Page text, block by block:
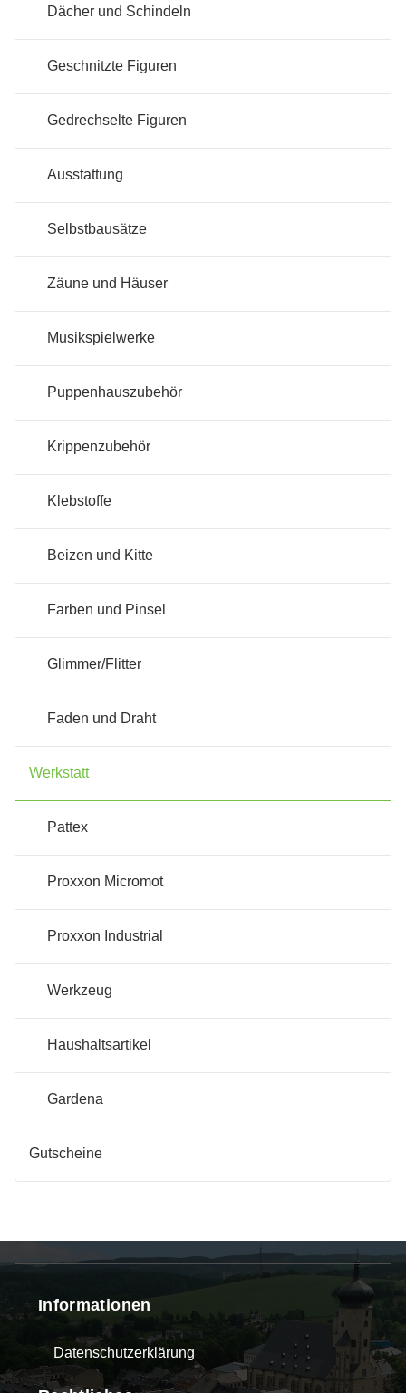
Dächer und Schindeln
Geschnitzte Figuren
Gedrechselte Figuren
Ausstattung
Selbstbausätze
Zäune und Häuser
Musikspielwerke
Puppenhauszubehör
Krippenzubehör
Klebstoffe
Beizen und Kitte
Farben und Pinsel
Glimmer/Flitter
Faden und Draht
Werkstatt
Pattex
Proxxon Micromot
Proxxon Industrial
Werkzeug
Haushaltsartikel
Gardena
Gutscheine
Informationen
Datenschutzerklärung